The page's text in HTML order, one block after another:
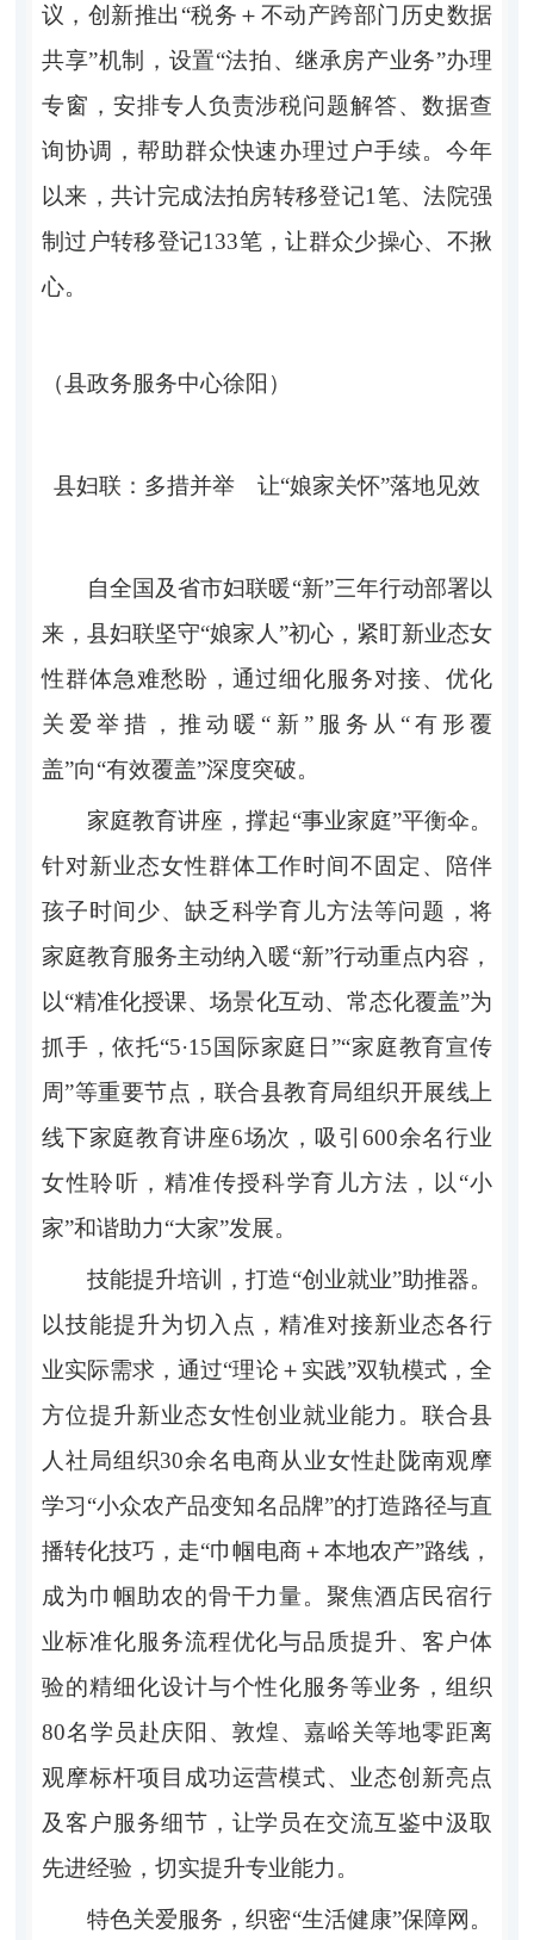
议，创新推出 “税务 ＋ 不动产跨部门历史数据
共享”机制，设置“法拍、继承房产业务”办理
专窗，安排专人负责涉税问题解答、数据查
询协调，帮助群众快速办理过户手续。今年
以来 ，共计完成法拍房转移登记1 笔、法院强
制过户转移登记133笔，让群众少操心、 不揪
心。
（县政务服务中心徐阳）
县妇联：多措并举 让“娘家关怀”落地见效
自全国及省市妇联暖“新”三年行动部署以
来，县妇联坚守“娘家人”初心，紧盯新业态女
性群体急难愁盼，通过细化服务对接、优化
关爱举措，推动暖 “ 新”服务从 “有形覆
盖”向“有效覆盖”深度突破。
家庭教育讲座，撑起“事业家庭”平衡伞。
针对新业态女性群体工作时间不固定、陪伴
孩子时间少、缺乏科学育儿方法等问题，将
家庭教育服务主动纳入暖“新”行动重点内容，
以“精准化授课、场景化互动、常态化覆盖”为
抓手 ，依托“5·15 国际家庭日”“家庭教育宣传
周”等重要节点，联合县教育局组织开展线上
线下家庭教育讲座6场次，吸引 600余名行业
女性聆听， 精准传授科学育儿方法，以 “小
家”和谐助力“大家”发展。
技能提升培训，打造“创业就业”助推器。
以技能提升为切入点，精准对接新业态各行
业实际需求，通过“理论 ＋ 实践”双轨模式，全
方位提升新业态女性创业就业能力。联合县
人社局组织30余名电商从业女性赴陇南观摩
学习“小众农产品变知名品牌”的打造路径与直
播转化技巧，走“巾帼电商＋本地农产”路线，
成为巾帼助农的骨干力量。聚焦酒店民宿行
业标准化服务流程优化与品质提升、客户体
验的精细化设计与个性化服务等业务，组织
80名学员赴庆阳、敦煌、嘉峪关等地零距离
观摩标杆项目成功运营模式、业态创新亮点
及客户服务细节，让学员在交流互鉴中汲取
先进经验，切实提升专业能力。
特色关爱服务，织密“生活健康”保障网。